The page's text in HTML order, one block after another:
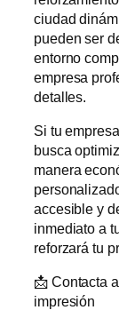
ciudad
pueden ser
entorno
empresa
detalles.
Si tu
busca
manera
accesible y
inmediato a
reforzará tu
📩 Contacta
impresión